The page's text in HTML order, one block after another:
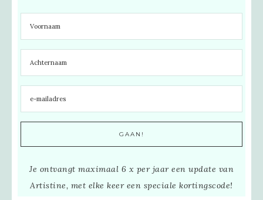
Je ontvangt maximaal 6 x per jaar een update van
Artistine, met elke keer een speciale kortingscode!